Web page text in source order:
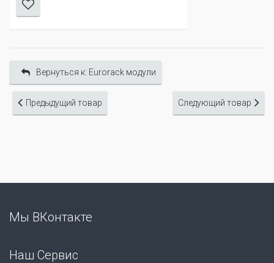
Вернуться к: Eurorack модули
Предыдущий товар Следующий товар
Мы ВКонтакте
Наш Сервис